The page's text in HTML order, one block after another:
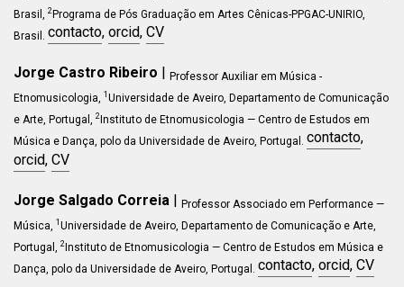
Brasil, 2Programa de Pós Graduação em Artes Cênicas-PPGAC-UNIRIO,
Brasil . contacto, orcid, CV
Jorge Castro Ribeiro | Professor Auxiliar em Música -
Etnomusicologia, 1 Universidade de Aveiro, Departamento de Comunicação
e Arte, Portugal, 2Instituto de Etnomusicologia — Centro de Estudos em
Música e Dança, polo da Universidade de Aveiro, Portugal. contacto,
orcid, CV
Jorge Salgado Correia | Professor Associado em Performance —
Música, 1 Universidade de Aveiro, Departamento de Comunicação e Arte,
Portugal, 2Instituto de Etnomusicologia — Centro de Estudos em Música e
Dança, polo da Universidade de Aveiro, Portugal. contacto, orcid, CV